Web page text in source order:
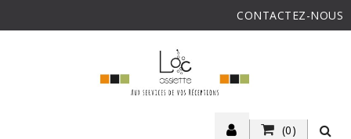
CONTACTEZ-NOUS
(0)